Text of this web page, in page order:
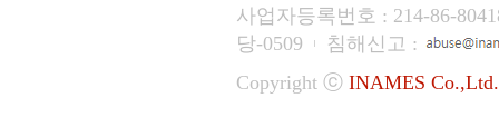
사업자등록번호 : 214-86-
당-0509
침해신고 :
Copyright ⓒ INAMES Co.,Ltd.